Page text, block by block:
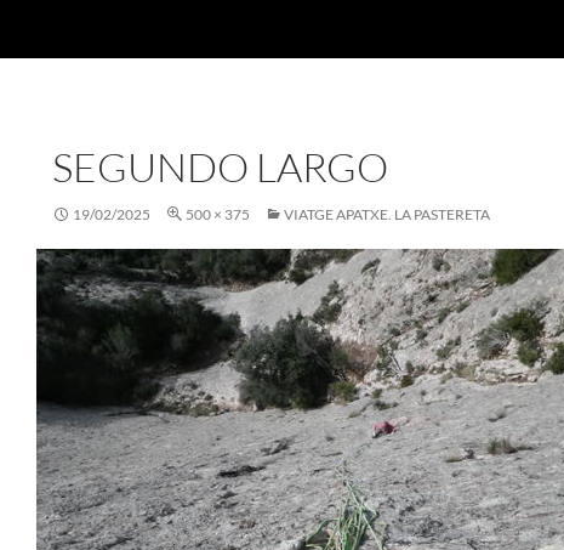
SEGUNDO LARGO
19/02/2025 500 × 375 VIATGE APATXE. LA PASTERETA